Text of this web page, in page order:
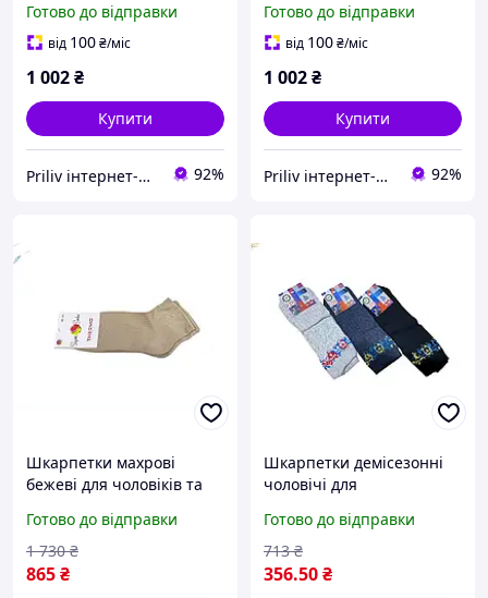
голенища Boot 53%
Coolmax 27% Nylon 19%
Готово до відправки
від 100₴/міс
1 002₴
Купити
Priliv інтернет-магазин 92%
blue S 53% Coolmax легкі
дихаючі для активного
Готово до відправки
від 100₴/міс
1 002₴
Купити
Priliv інтернет-магазин 92%
Шкарпетки махрові
бежеві для чоловіків та
комфорту в холодну
погоду
Готово до відправки
865₴
1 730 ₴
Шкарпетки демісезонні
чоловічі для
теплі комфортні 12 пар
ТМ ДУКАТ
Готово до відправки
356.50₴
713 ₴